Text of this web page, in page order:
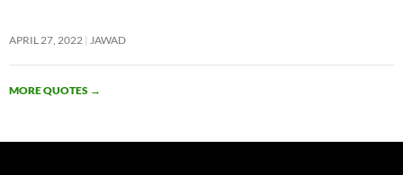
APRIL 27, 2022 JAWAD
MORE QUOTES →